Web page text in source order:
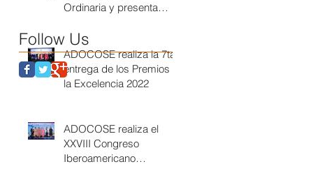
Ordinaria y presenta
ADOCOSE realiza la 7ta
entrega de los Premios a
la Excelencia 2022
ADOCOSE realiza el
XXVIII Congreso
Iberoamericano
Follow Us